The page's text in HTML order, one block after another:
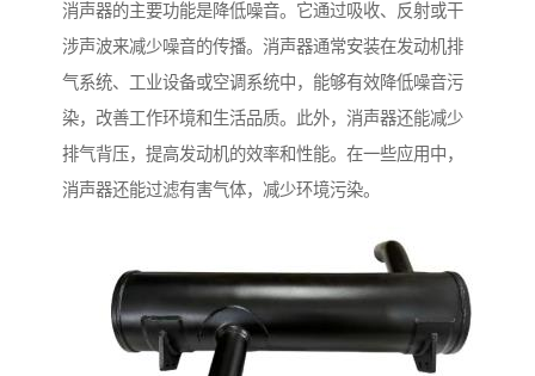
消声器的主要功能是降低噪音。它通过吸收、反射或干
涉声波来减少噪音的传播。消声器通常安装在发动机排
气系统、工业设备或空调系统中，能够有效降低噪音污
染，改善工作环境和生活品质。此外，消声器还能减少
排气背压，提高发动机的效率和性能。在一些应用中，
消声器还能过滤有害气体，减少环境污染。